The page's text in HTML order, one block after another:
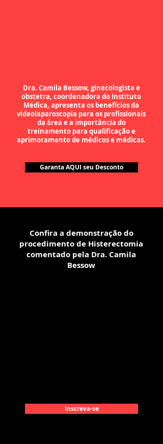
Dra. Camila Bessow, ginecologista e
obstetra, coordenadora do Instituto
Médica, apresenta os benefícios da
videolaparoscopia para os profissionais
da área e a importância do
treinamento para qualificação e
aprimoramento de médicos e médicas.
Garanta AQUI seu Desconto
Confira a demonstração do
procedimento de Histerectomia
comentado pela Dra. Camila
Bessow
Inscreva-se